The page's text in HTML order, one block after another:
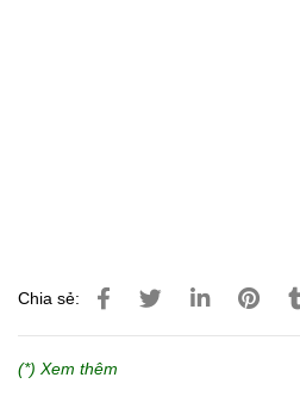
Chia sẻ:
(*) Xem thêm